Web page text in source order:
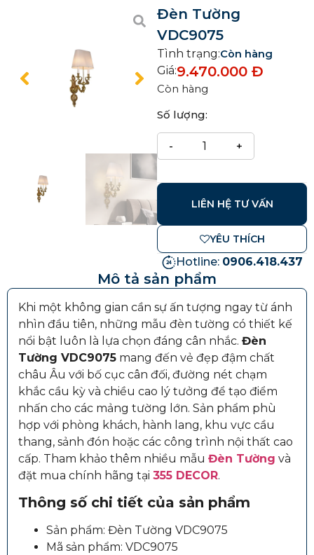
Đèn Tường
VDC9075
Tình trạng:Còn hàng
Giá:9.470.000 Đ
Còn hàng
Số lượng:
LIÊN HỆ TƯ VẤN
YÊU THÍCH
Hotline: 0906.418.437
Mô tả sản phẩm
Khi một không gian cần sự ấn tượng ngay từ ánh
nhìn đầu tiên, những mẫu đèn tường có thiết kế
nổi bật luôn là lựa chọn đáng cân nhắc. Đèn
Tường VDC9075 mang đến vẻ đẹp đậm chất
châu Âu với bố cục cân đối, đường nét chạm
khắc cầu kỳ và chiều cao lý tưởng để tạo điểm
nhấn cho các mảng tường lớn. Sản phẩm phù
hợp với phòng khách, hành lang, khu vực cầu
thang, sảnh đón hoặc các công trình nội thất cao
cấp. Tham khảo thêm nhiều mẫu Đèn Tường và
đặt mua chính hãng tại 355 DECOR.
Thông số chi tiết của sản phẩm
Sản phẩm: Đèn Tường VDC9075
Mã sản phẩm: VDC9075